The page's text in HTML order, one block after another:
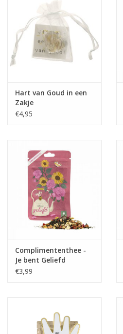
Hart van Goud in een
Zakje
€4,95
Complimententhee -
Je bent Geliefd
€3,99